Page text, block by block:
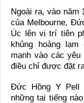
Ngoài ra, vào năm
của Melbourne,
Úc lên vị trí tiên
khủng hoảng
mạnh vào các
điều chỉ được đặt
Đức Hồng Y Pell
những tai tiếng